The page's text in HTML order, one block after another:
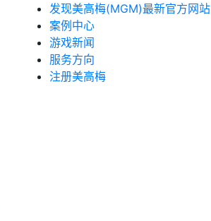
发现美高梅(MGM)最新官方网站
案例中心
游戏新闻
服务方向
注册美高梅